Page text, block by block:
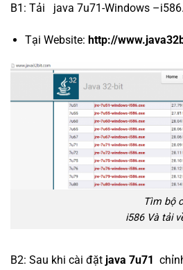
B1: Tải java 7u71-Windows
Tại Website: http://
Tìm bộ cài java
i586 Và tải
B2: Sau khi cài đặt java 7u71